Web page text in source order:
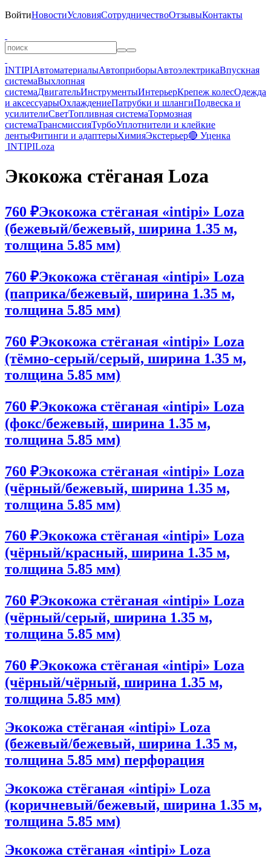
ВойтиНовостиУсловияСотрудничествоОтзывыКонтакты
INTIPIАвтоматериалыАвтоприборыАвтоэлектрикаВпускная
системаВыхлопная
системаДвигательИнструментыИнтерьерКрепеж колесОдежда
и аксессуарыОхлаждениеПатрубки и шлангиПодвеска и
усилителиСветТопливная системаТормозная
системаТрансмиссияТурбоУплотнители и клейкие
лентыФитинги и адаптерыХимияЭкстерьер🔴 Уценка
INTIPILoza
Экокожа стёганая Loza
760 ₽Экокожа стёганая «intipi» Loza
(бежевый/бежевый, ширина 1.35 м,
толщина 5.85 мм)
760 ₽Экокожа стёганая «intipi» Loza
(паприка/бежевый, ширина 1.35 м,
толщина 5.85 мм)
760 ₽Экокожа стёганая «intipi» Loza
(тёмно-серый/серый, ширина 1.35 м,
толщина 5.85 мм)
760 ₽Экокожа стёганая «intipi» Loza
(фокс/бежевый, ширина 1.35 м,
толщина 5.85 мм)
760 ₽Экокожа стёганая «intipi» Loza
(чёрный/бежевый, ширина 1.35 м,
толщина 5.85 мм)
760 ₽Экокожа стёганая «intipi» Loza
(чёрный/красный, ширина 1.35 м,
толщина 5.85 мм)
760 ₽Экокожа стёганая «intipi» Loza
(чёрный/серый, ширина 1.35 м,
толщина 5.85 мм)
760 ₽Экокожа стёганая «intipi» Loza
(чёрный/чёрный, ширина 1.35 м,
толщина 5.85 мм)
Экокожа стёганая «intipi» Loza
(бежевый/бежевый, ширина 1.35 м,
толщина 5.85 мм) перфорация
Экокожа стёганая «intipi» Loza
(коричневый/бежевый, ширина 1.35 м,
толщина 5.85 мм)
Экокожа стёганая «intipi» Loza